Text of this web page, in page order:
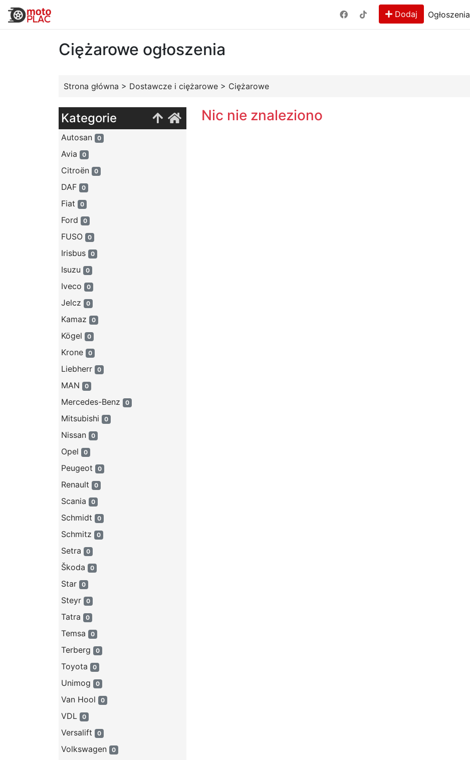
Dodaj Ogłoszenia
Ciężarowe ogłoszenia
Strona główna > Dostawcze i ciężarowe > Ciężarowe
Kategorie
Autosan 0
Avia 0
Citroën 0
DAF 0
Fiat 0
Ford 0
FUSO 0
Irisbus 0
Isuzu 0
Iveco 0
Jelcz 0
Kamaz 0
Kögel 0
Krone 0
Liebherr 0
MAN 0
Mercedes-Benz 0
Mitsubishi 0
Nissan 0
Opel 0
Peugeot 0
Renault 0
Scania 0
Schmidt 0
Schmitz 0
Setra 0
Škoda 0
Star 0
Steyr 0
Tatra 0
Temsa 0
Terberg 0
Toyota 0
Unimog 0
Van Hool 0
VDL 0
Versalift 0
Volkswagen 0
Nic nie znaleziono